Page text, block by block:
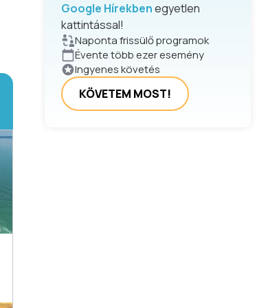
Google Hírekbenegyetlen
kattintással!
Naponta frissülő programok
Évente több ezer esemény
Ingyenes követés
KÖVETEM MOST!